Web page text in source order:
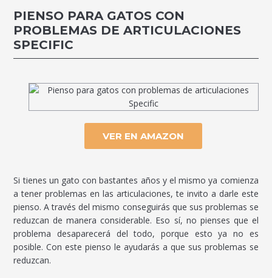
PIENSO PARA GATOS CON
PROBLEMAS DE ARTICULACIONES
SPECIFIC
VER EN AMAZON
Si tienes un gato con bastantes años y el mismo ya comienza
a tener problemas en las articulaciones, te invito a darle este
pienso. A través del mismo conseguirás que sus problemas se
reduzcan de manera considerable. Eso sí, no pienses que el
problema desaparecerá del todo, porque esto ya no es
posible. Con este pienso le ayudarás a que sus problemas se
reduzcan.